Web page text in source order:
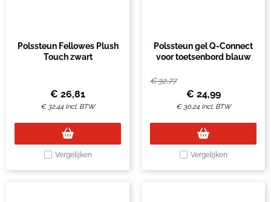
Polssteun Fellowes Plush
Touch zwart
€ 26,81
€ 32,44 Incl. BTW
Vergelijken
Polssteun gel Q-Connect
voor toetsenbord blauw
€32,77
€ 24,99
€ 30,24 Incl. BTW
Vergelijken